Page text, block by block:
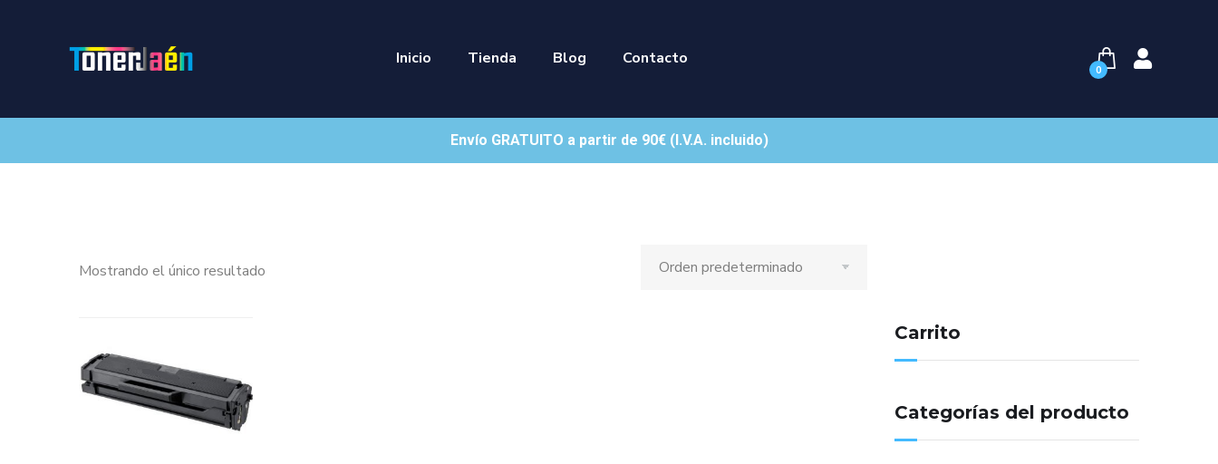
Inicio Tienda Blog Contacto
0
Envío GRATUITO a partir de 90€ (I.V.A. incluido)
Mostrando el único resultado
Carrito
Categorías del producto